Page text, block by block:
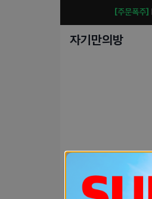
[주문폭주]
자기만의방